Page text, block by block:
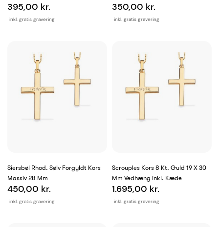
inkl. gratis gravering
395,00 kr.
inkl. gratis gravering
350,00 kr.
Siersbøl Rhod. Sølv Forgyldt Kors
Massiv 28 Mm
inkl. gratis gravering
450,00 kr.
Scrouples Kors 8 Kt. Guld 19 X 30
Mm Vedhæng Inkl. Kæde
inkl. gratis gravering
1.695,00 kr.